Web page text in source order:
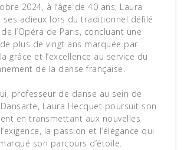
2024, à l’âge de 40 ans, Laura
ses adieux lors du traditionnel défilé
l’Opéra de Paris, concluant une
plus de vingt ans marquée par
la grâce et l’excellence au service du
de la danse française.
professeur de danse au sein de
Laura Hecquet poursuit son
en transmettant aux nouvelles
la passion et l’élégance qui
son parcours d’étoile.